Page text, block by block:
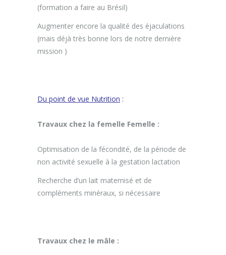
(formation a faire au Brésil)
Augmenter encore la qualité des éjaculations
(mais déjà très bonne lors de notre dernière
mission )
Du point de vue Nutrition :
Travaux chez la femelle Femelle :
Optimisation de la fécondité, de la période de
non activité sexuelle à la gestation lactation
Recherche d’un lait maternisé et de
compléments minéraux, si nécessaire
Travaux chez le mâle :